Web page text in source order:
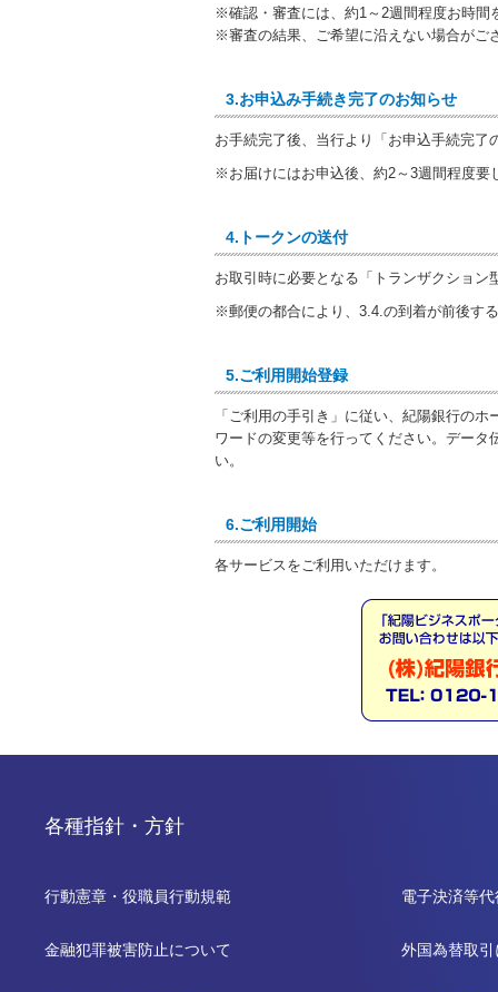
※確認・審査には、約1～2週間程度お時間
※審査の結果、ご希望に沿えない場合がご
3.お申込み手続き完了のお知らせ
お手続完了後、当行より「お申込手続完
※お届けにはお申込後、約2～3週間程度要
4.トークンの送付
お取引時に必要となる「トランザクショ
※郵便の都合により、3.4.の到着が前後す
5.ご利用開始登録
「ご利用の手引き」に従い、紀陽銀行の
ワードの変更等を行ってください。デー
い。
6.ご利用開始
各サービスをご利用いただけます。
各種指針・方針
行動憲章・役職員行動規範
金融犯罪被害防止について
電子決済等
外国為替取